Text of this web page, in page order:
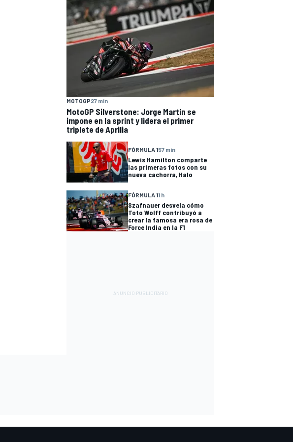
MOTOGP27 min
MotoGP Silverstone: Jorge Martín se
impone en la sprint y lidera el primer
triplete de Aprilia
FÓRMULA 157 min
Lewis Hamilton comparte
las primeras fotos con su
nueva cachorra, Halo
FÓRMULA 11 h
Szafnauer desvela cómo
Toto Wolff contribuyó a
crear la famosa era rosa de
Force India en la F1